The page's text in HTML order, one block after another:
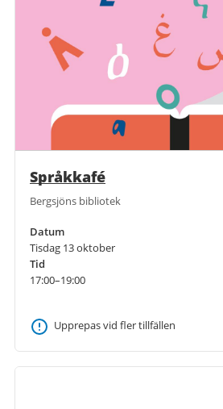
Språkkafé
Bergsjöns bibliotek
Datum
Tisdag 13 oktober
Tid
17:00–19:00
Upprepas vid fler tillfällen